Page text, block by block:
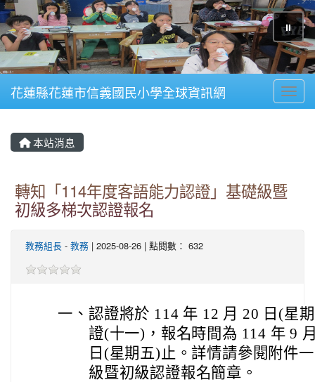
⏸
花蓮縣花蓮市信義國民小學全球資訊網
本站消息
轉知「114年度客語能力認證」基礎級暨
初級多梯次認證報名
教務組長 - 教務 | 2025-08-26 | 點閱數： 632
一、 認證將於 114 年 12 月 20 日(星
證(十一)，報名時間為 114 年 9
日(星期五)止。詳情請參閱附件
級暨初級認證報名簡章。